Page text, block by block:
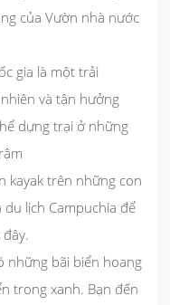
của Vườn nhà nước
gia là một trải
và tận hưởng
dựng trại ở những
kayak trên những con
lịch Campuchia để
những bãi biển hoang
trong xanh. Bạn đến